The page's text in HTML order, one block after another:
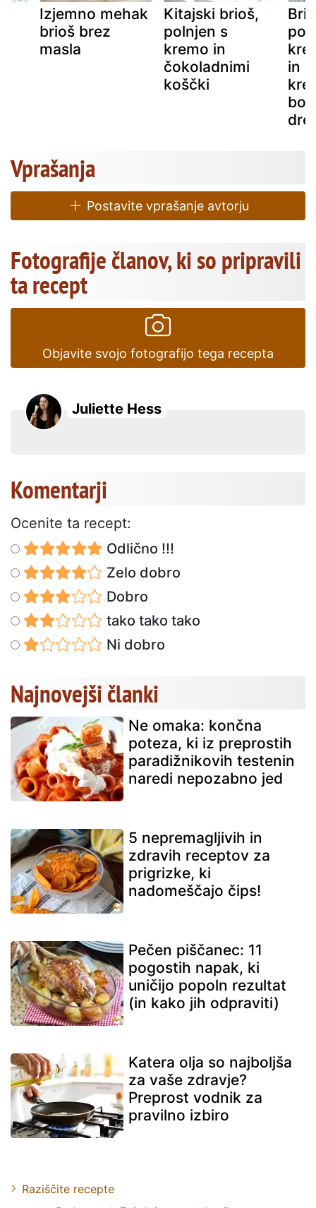
Izjemno mehak
brioš brez
masla
Kitajski brioš,
polnjen s
kremo in
čokoladnimi
koščki
in
Vprašanja
Postavite vprašanje avtorju
Fotografije članov, ki so pripravili
ta recept
Objavite svojo fotografijo tega recepta
Juliette Hess
Komentarji
Ocenite ta recept:
Odlično !!!
Zelo dobro
Dobro
tako tako tako
Ni dobro
Najnovejši članki
Ne omaka: končna
poteza, ki iz preprostih
paradižnikovih testenin
naredi nepozabno jed
5 nepremagljivih in
zdravih receptov za
prigrizke, ki
nadomeščajo čips!
Pečen piščanec: 11
pogostih napak, ki
uničijo popoln rezultat
(in kako jih odpraviti)
Katera olja so najboljša
za vaše zdravje?
Preprost vodnik za
pravilno izbiro
Raziščite recepte